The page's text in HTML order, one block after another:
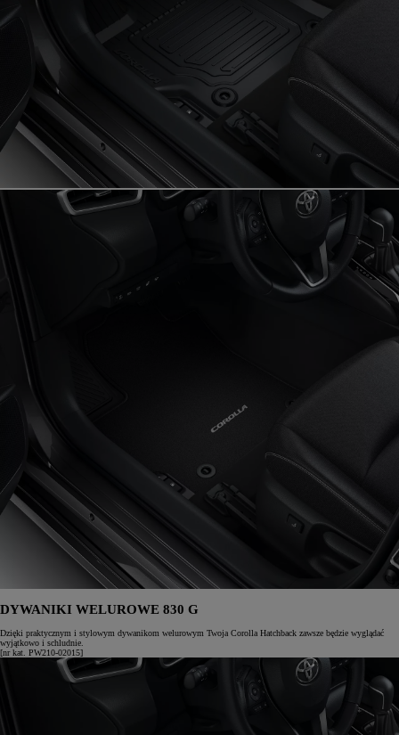
DYWANIKI WELUROWE 830 G
Dzięki praktycznym i stylowym dywanikom welurowym Twoja Corolla Hatchback zawsze będzie wyglądać
wyjątkowo i schludnie.
[nr kat. PW210-02015]